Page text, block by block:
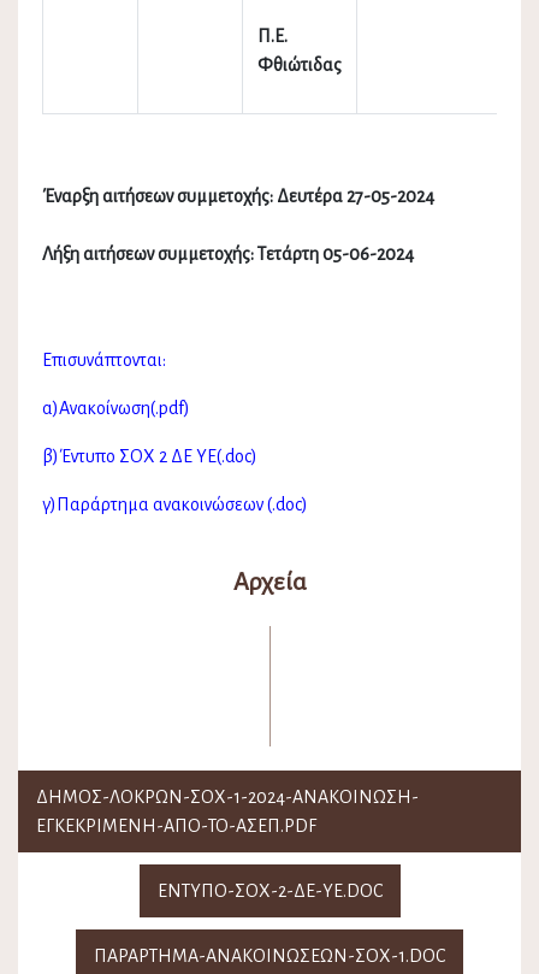
Π.Ε.
Φθιώτιδας
Έναρξη αιτήσεων συμμετοχής: Δευτέρα 27-05-2024
Λήξη αιτήσεων συμμετοχής: Τετάρτη 05-06-2024
Επισυνάπτονται:
α)Ανακοίνωση(.pdf)
β)Έντυπο ΣΟΧ 2 ΔΕ ΥΕ(.doc)
γ)Παράρτημα ανακοινώσεων (.doc)
Αρχεία
ΔΗΜΟΣ-ΛΟΚΡΩΝ-ΣΟΧ-1-2024-ΑΝΑΚΟΙΝΩΣΗ-
ΕΓΚΕΚΡΙΜΕΝΗ-ΑΠΟ-ΤΟ-ΑΣΕΠ.PDF
ΕΝΤΥΠΟ-ΣΟΧ-2-ΔΕ-ΥΕ.DOC
ΠΑΡΑΡΤΗΜΑ-ΑΝΑΚΟΙΝΩΣΕΩΝ-ΣΟΧ-1.DOC